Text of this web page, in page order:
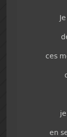
ces
en